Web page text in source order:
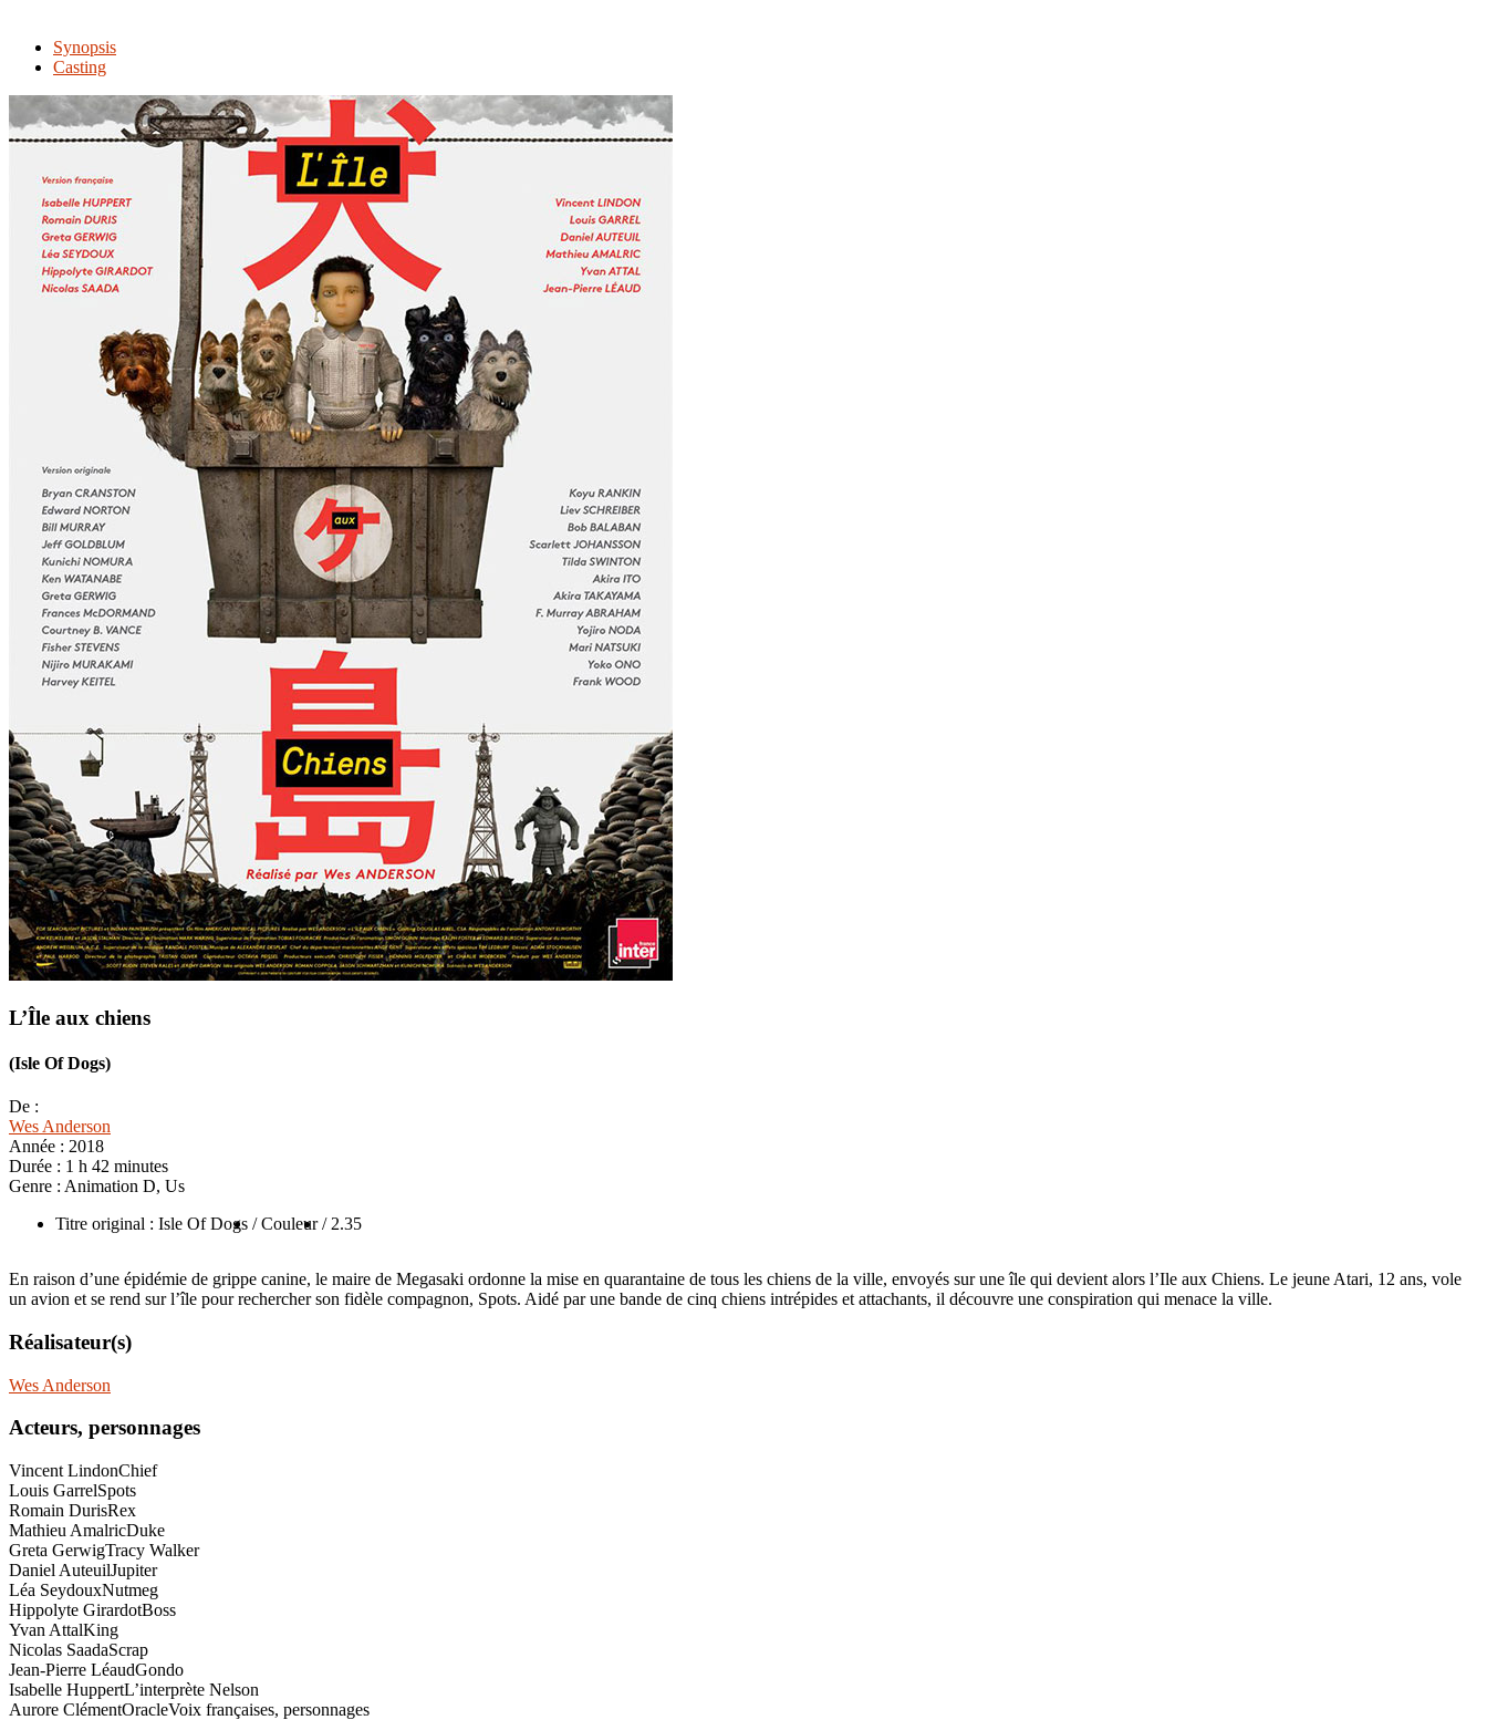
Synopsis
Casting
L’Île aux chiens
(Isle Of Dogs)
De :
Wes Anderson
Année : 2018
Durée : 1 h 42 minutes
Genre : Animation D, Us
Titre original : Isle Of Dogs / Couleur / 2.35
En raison d’une épidémie de grippe canine, le maire de Megasaki ordonne la mise en quarantaine de tous les chiens de la ville, envoyés sur une île qui devient alors l’Ile aux Chiens. Le jeune Atari, 12 ans, vole
un avion et se rend sur l’île pour rechercher son fidèle compagnon, Spots. Aidé par une bande de cinq chiens intrépides et attachants, il découvre une conspiration qui menace la ville.
Réalisateur(s)
Wes Anderson
Acteurs, personnages
Vincent LindonChief
Louis GarrelSpots
Romain DurisRex
Mathieu AmalricDuke
Greta GerwigTracy Walker
Daniel AuteuilJupiter
Léa SeydouxNutmeg
Hippolyte GirardotBoss
Yvan AttalKing
Nicolas SaadaScrap
Jean-Pierre LéaudGondo
Isabelle HuppertL’interprète Nelson
Aurore ClémentOracleVoix françaises, personnages